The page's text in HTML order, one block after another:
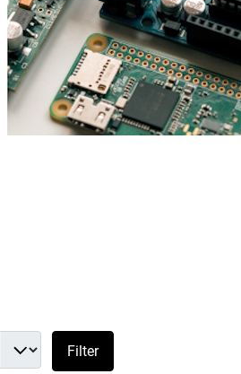
Filter